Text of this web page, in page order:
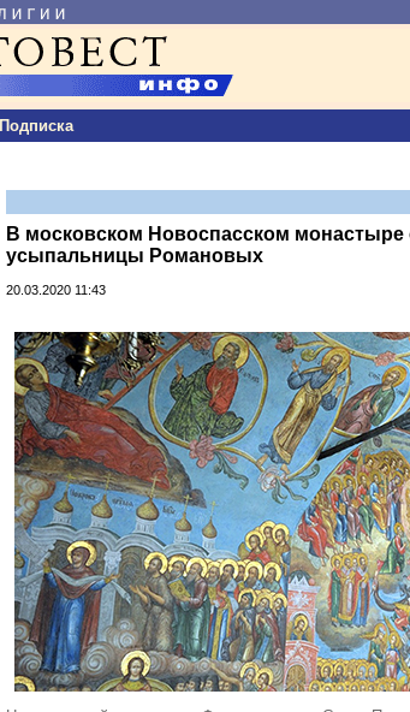
Подписка
В московском Новоспасском монастыре
усыпальницы Романовых
20.03.2020 11:43